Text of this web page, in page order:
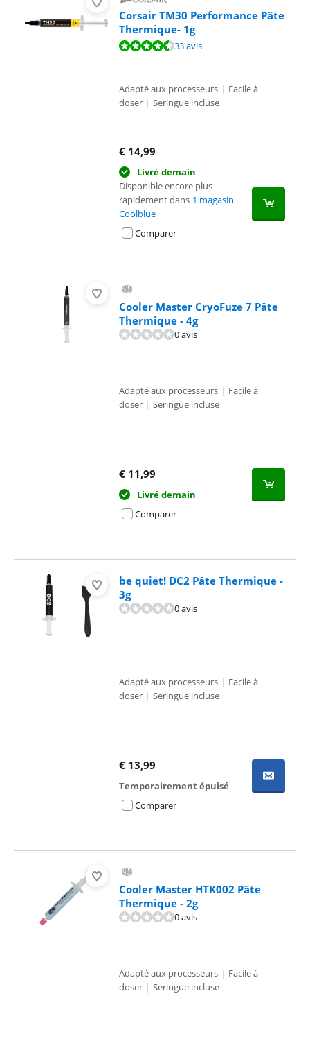
Corsair TM30 Performance Pâte
Thermique- 1g
La note est de 8,8 sur 10, basée sur 33 avis.33 avis
Adapté aux processeurs | Facile à
doser | Seringue incluse
€ 14,99
Livré demain
Disponible encore plus
rapidement dans 1 magasin
Coolblue
Comparer
Cooler Master CryoFuze 7 Pâte
Thermique - 4g
0 avis
Adapté aux processeurs | Facile à
doser | Seringue incluse
€ 11,99
Livré demain
Comparer
be quiet! DC2 Pâte Thermique -
3g
0 avis
Adapté aux processeurs | Facile à
doser | Seringue incluse
€ 13,99
Temporairement épuisé
Comparer
Cooler Master HTK002 Pâte
Thermique - 2g
0 avis
Adapté aux processeurs | Facile à
doser | Seringue incluse